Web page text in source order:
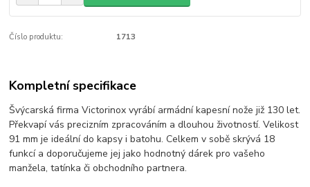
Číslo produktu: 1713
Kompletní specifikace
Švýcarská firma Victorinox vyrábí armádní kapesní nože již 130 let.
Překvapí vás precizním zpracováním a dlouhou životností. Velikost
91 mm je ideální do kapsy i batohu. Celkem v sobě skrývá 18
funkcí a doporučujeme jej jako hodnotný dárek pro vašeho
manžela, tatínka či obchodního partnera.